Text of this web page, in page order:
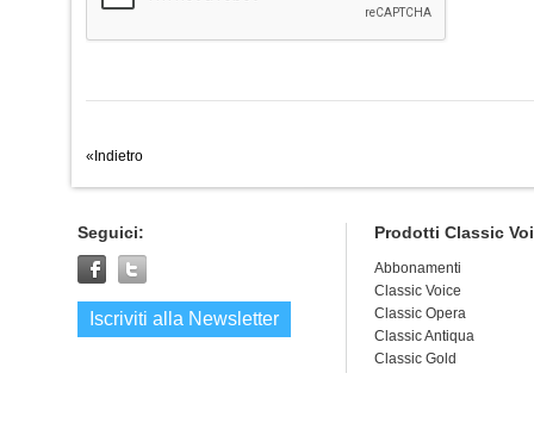
« Indietro
Seguici:
Iscriviti alla Newsletter
Prodotti Classic
Abbonamenti
Classic Voice
Classic Opera
Classic Antiqua
Classic Gold